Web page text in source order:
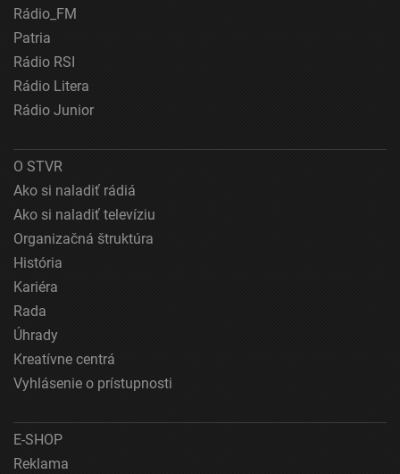
Reklama
Rádio_FM
Patria
Rádio RSI
Rádio Litera
Rádio Junior
O STVR
Ako si naladiť rádiá
Ako si naladiť televíziu
Organizačná štruktúra
História
Kariéra
Rada
Úhrady
Kreatívne centrá
Vyhlásenie o prístupnosti
E-SHOP
Reklama